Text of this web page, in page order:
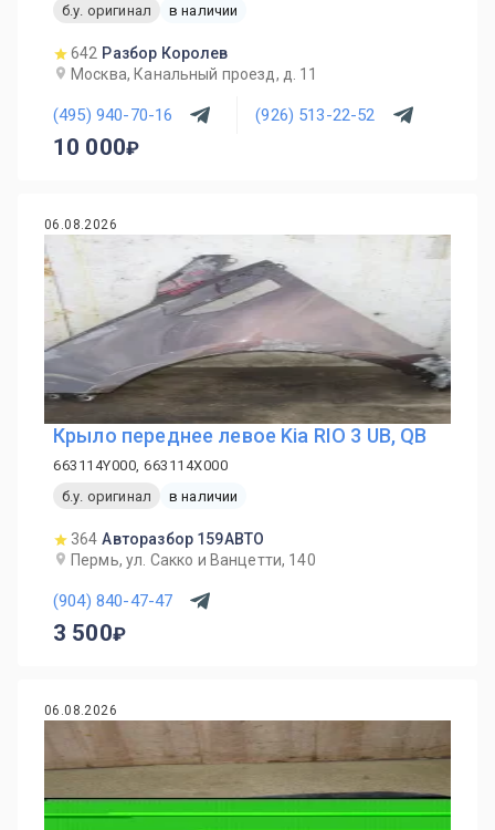
б.у. оригинал
в наличии
642 Разбор Королев
Москва, Канальный проезд, д. 11
(495) 940-70-16 (926) 513-22-52
10 000
06.08.2026
Крыло переднее левое Kia RIO 3 UB, QB
663114Y000, 663114X000
б.у. оригинал
в наличии
364 Авторазбор 159АВТО
Пермь, ул. Сакко и Ванцетти, 140
(904) 840-47-47
3 500
06.08.2026